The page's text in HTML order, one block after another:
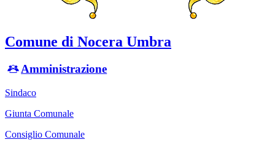
Comune di Nocera Umbra
Amministrazione
Sindaco
Giunta Comunale
Consiglio Comunale